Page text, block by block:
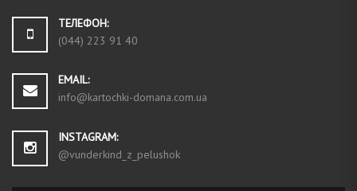
ТЕЛЕФОН:
(044) 223 91 40
EMAIL:
info@kartochki-domana.com.ua
INSTAGRAM:
@vunderkind_z_pelushok